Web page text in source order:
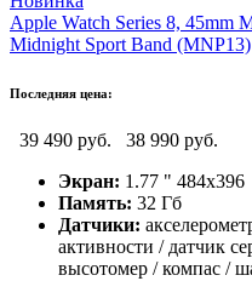
Apple Watch Series 8, 45mm
Midnight Sport Band (MNP13)
Последняя цена:
39 490 руб.
38 990 руб.
Экран: 1.77 " 484x396
Память: 32 Гб
Датчики:
активности / датчик
высотомер / компас /